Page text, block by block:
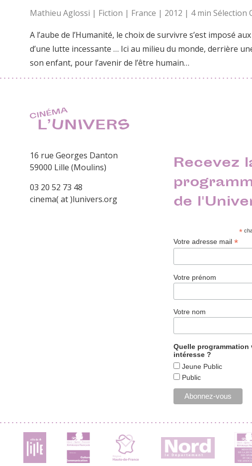
Mathieu Aglossi | Fiction | France | 2012 | 4 min Sélection
A l’aube de l’Humanité, le choix de survivre s’est imposé
d’une lutte incessante … Ici au milieu du monde, derrière
son enfant, pour l’avenir de l’être humain…
16 rue Georges Danton
59000 Lille (Moulins)
03 20 52 73 48
cinema( at )lunivers.org
Recevez
de
*
Votre adresse mail*
Votre prénom
Votre nom
Quelle programmation
intéresse ?
Jeune Public
Public